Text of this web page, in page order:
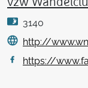
vzw
3140
http://